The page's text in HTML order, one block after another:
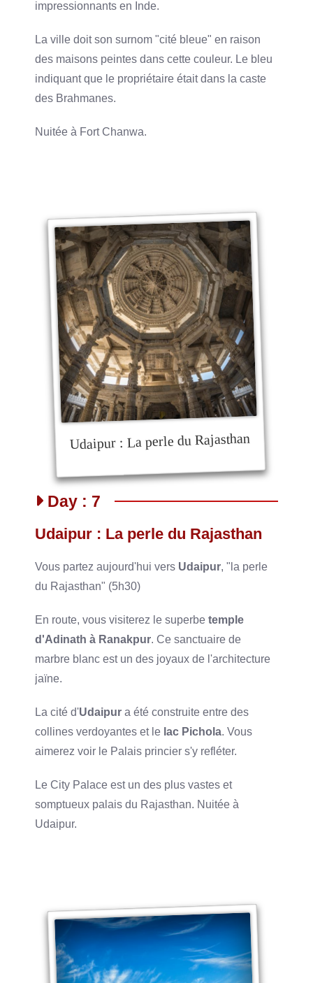
impressionnants en Inde.
La ville doit son surnom "cité bleue" en raison
des maisons peintes dans cette couleur. Le bleu
indiquant que le propriétaire était dans la caste
des Brahmanes.
Nuitée à Fort Chanwa.
Udaipur : La perle du Rajasthan
Day : 7
Udaipur : La perle du Rajasthan
Vous partez aujourd'hui vers Udaipur, "la perle
du Rajasthan" (5h30)
En route, vous visiterez le superbetemple
d'Adinath à Ranakpur. Ce sanctuaire de
marbre blanc est un des joyaux de l'architecture
jaïne.
La cité d'Udaipura été construite entre des
collines verdoyantes et le lac Pichola. Vous
aimerez voir le Palais princier s'y refléter.
Le City Palace est un des plus vastes et
somptueux palais du Rajasthan. Nuitée à
Udaipur.